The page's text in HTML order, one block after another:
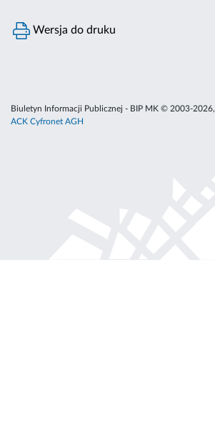
Wersja do druku
Biuletyn Informacji Publicznej - BIP MK © 2003-2026,
ACK Cyfronet AGH